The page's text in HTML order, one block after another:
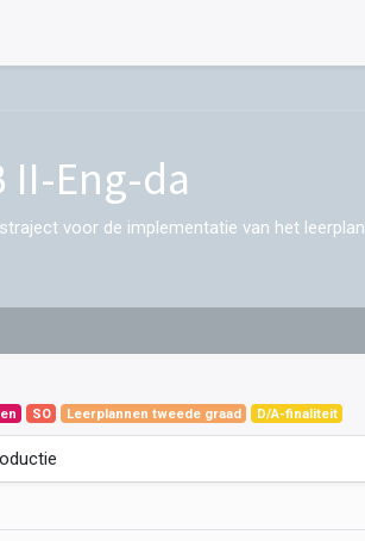
II-Eng-da
voor de implementatie van het leerplan
SO Leerplannen tweede graad D/A-finaliteit